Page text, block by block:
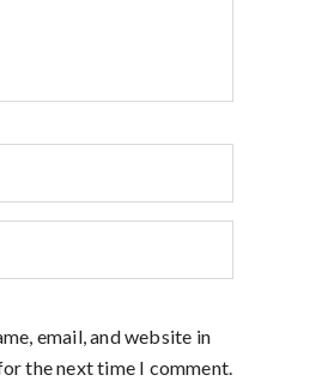
email, and website in
the next time I comment.